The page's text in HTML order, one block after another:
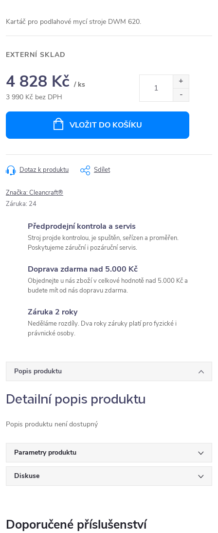
Kartáč pro podlahové mycí stroje DWM 620.
EXTERNÍ SKLAD
4 828 Kč / ks
3 990 Kč bez DPH
VLOŽIT DO KOŠÍKU
Dotaz k produktu Sdílet
Značka:Cleancraft®
Záruka: 24
Předprodejní kontrola a servis
Stroj projde kontrolou, je spuštěn, seřízen a proměřen.
Poskytujeme záruční i pozáruční servis.
Doprava zdarma nad 5.000 Kč
Objednejte u nás zboží v celkové hodnotě nad 5.000 Kč a
budete mít od nás dopravu zdarma.
Záruka 2 roky
Neděláme rozdíly. Dva roky záruky platí pro fyzické i
právnické osoby.
Popis produktu
Detailní popis produktu
Popis produktu není dostupný
Parametry produktu
Diskuse